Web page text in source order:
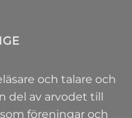
och talare och
del av arvodet till
föreningar och